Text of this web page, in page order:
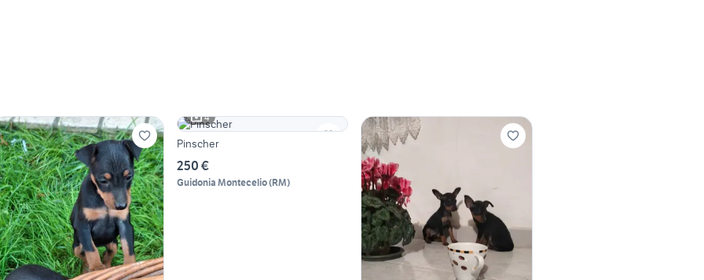
4
Pinscher
250 €
Guidonia Montecelio(RM)